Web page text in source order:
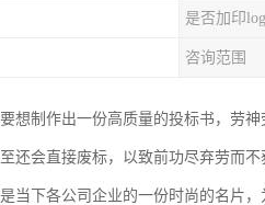
是否加印
咨询范围
想制作出一份高质量的投标书，劳
还会直接废标，以致前功尽弃劳而
当下各公司企业的一份时尚的名片，